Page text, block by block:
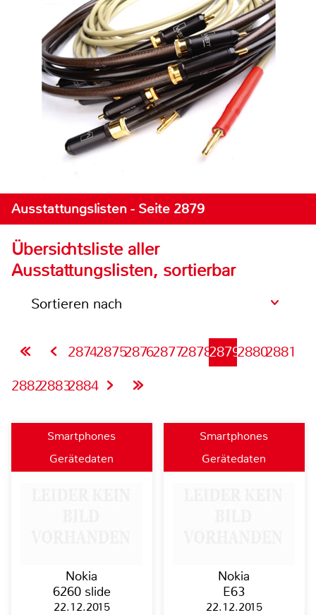
Ausstattungslisten - Seite 2879
Übersichtsliste aller
Ausstattungslisten, sortierbar
Sortieren nach
28742875287628772878287928802881
288228832884
Smartphones
Gerätedaten
Nokia
6260 slide
22.12.2015
Smartphones
Gerätedaten
Nokia
E63
22.12.2015